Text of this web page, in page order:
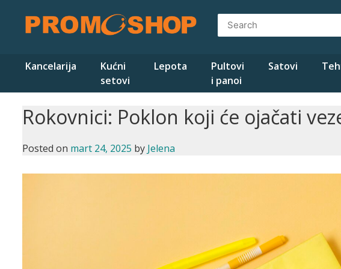
content
Kancelarija
Kućni
setovi
Lepota
Pultovi
i panoi
Satovi
Rokovnici: Poklon koji će ojačati
Posted on mart 24, 2025 by Jelena